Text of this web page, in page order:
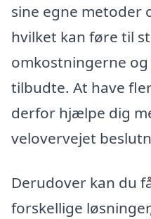
sine egne metoder
hvilket kan føre til
omkostningerne
tilbudte. At have
derfor hjælpe dig
velovervejet
Derudover kan du
forskellige